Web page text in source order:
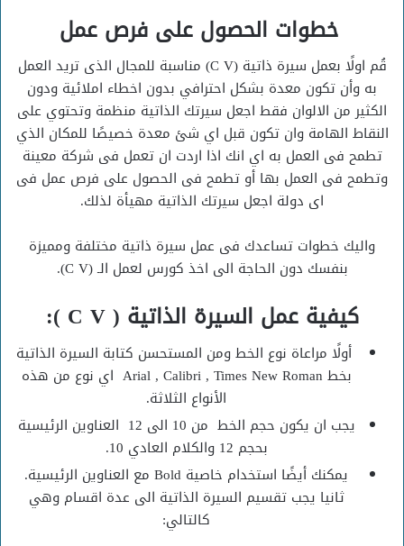
خطوات الحصول على فرص عمل
قُم اولًا بعمل سيرة ذاتية (C V) مناسبة للمجال الذى تريد العمل
به وأن تكون معدة بشكل احترافي بدون اخطاء املائية ودون
الكثير من الالوان فقط اجعل سيرتك الذاتية منظمة وتحتوي على
النقاط الهامة وان تكون قبل اي شئ معدة خصيصًا للمكان الذي
تطمح فى العمل به اي انك اذا اردت ان تعمل فى شركة معينة
وتطمح فى العمل بها أو تطمح فى الحصول على فرص عمل فى
اى دولة اجعل سيرتك الذاتية مهيأة لذلك.
واليك خطوات تساعدك فى عمل سيرة ذاتية مختلفة ومميزة
بنفسك دون الحاجة الى اخذ كورس لعمل الـ (C V).
كيفية عمل السيرة الذاتية ( C V ):
أولًا مراعاة نوع الخط ومن المستحسن كتابة السيرة الذاتية
بخط Arial , Calibri , Times New Roman اي نوع من هذه
الأنواع الثلاثة.
يجب ان يكون حجم الخط من 10 الى 12 العناوين الرئيسية
بحجم 12 والكلام العادي 10.
يمكنك أيضًا استخدام خاصية Bold مع العناوين الرئيسية.
ثانيا يجب تقسيم السيرة الذاتية الى عدة اقسام وهي
كالتالي: